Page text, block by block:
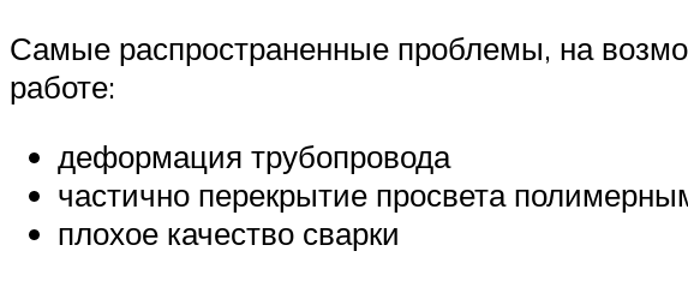
Самые распространенные проблемы, на
работе:
деформация трубопровода
частично перекрытие просвета
плохое качество сварки